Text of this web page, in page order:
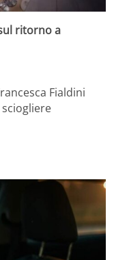
ritorno a
Fialdini